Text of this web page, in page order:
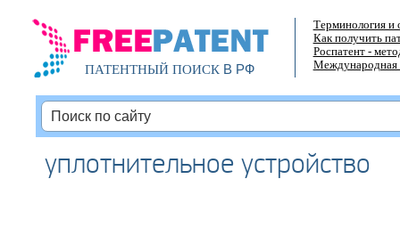
ПАТЕНТНЫЙ ПОИСКВ РФ
Терминология и
Как получить
Роспатент -
Международная
уплотнительное устройство